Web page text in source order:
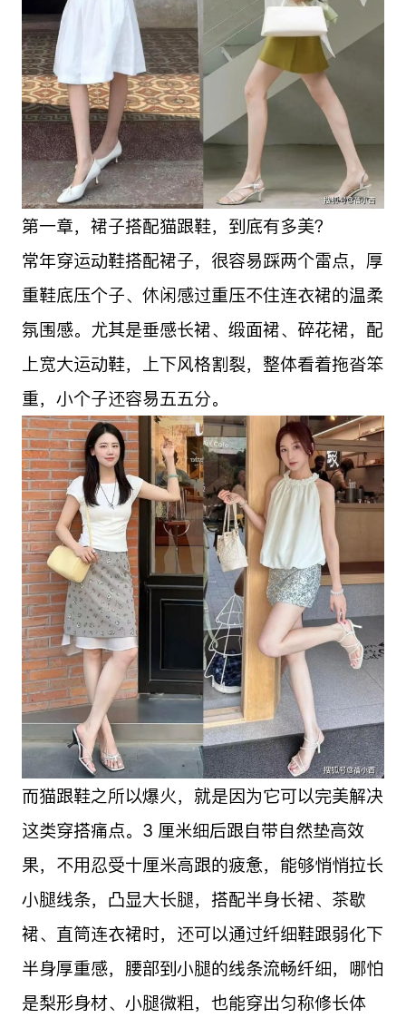
第一章，裙子搭配猫跟鞋，到底有多美？
常年穿运动鞋搭配裙子，很容易踩两个雷点，厚
重鞋底压个子、休闲感过重压不住连衣裙的温柔
氛围感。尤其是垂感长裙、缎面裙、碎花裙，配
上宽大运动鞋，上下风格割裂，整体看着拖沓笨
重，小个子还容易五五分。
而猫跟鞋之所以爆火，就是因为它可以完美解决
这类穿搭痛点。3 厘米细后跟自带自然垫高效
果，不用忍受十厘米高跟的疲惫，能够悄悄拉长
小腿线条，凸显大长腿，搭配半身长裙、茶歇
裙、直筒连衣裙时，还可以通过纤细鞋跟弱化下
半身厚重感，腰部到小腿的线条流畅纤细，哪怕
是梨形身材、小腿微粗，也能穿出匀称修长体